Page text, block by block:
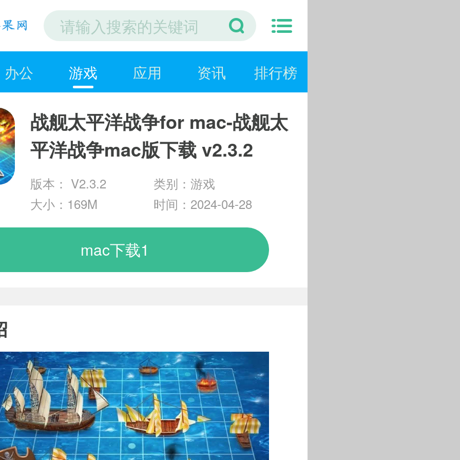
办公 游戏 应用 资讯 排行榜
战舰太平洋战争for mac-战舰太
平洋战争mac版下载 v2.3.2
版本： V2.3.2
类别：游戏
大小：169M
时间：2024-04-28
mac下载1